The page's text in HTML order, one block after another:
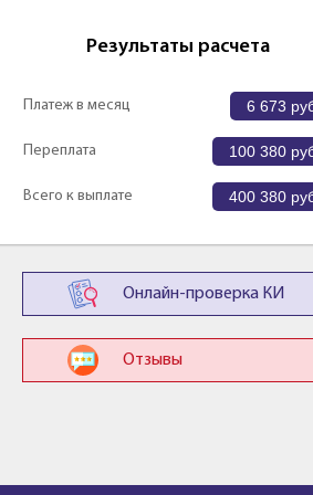
Результаты расчета
Платеж в месяц 6 673
Переплата 100 380
Всего к выплате 400 380
Онлайн-проверка КИ
Отзывы